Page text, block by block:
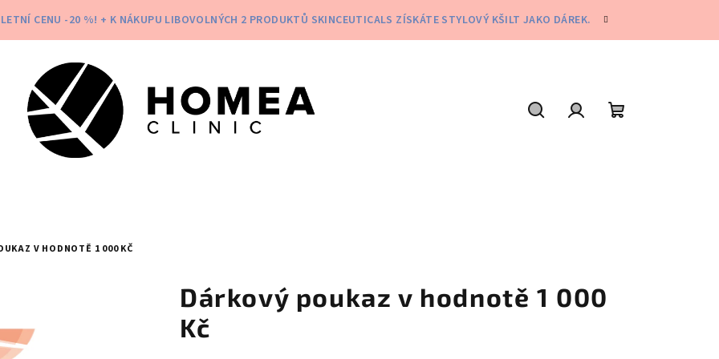
CENU -20 %! + K NÁKUPU LIBOVOLNÝCH 2 PRODUKTŮ SKINCEUTICALS ZÍSKÁTE STYLOVÝ KŠILT JAKO DÁREK.
V HODNOTĚ 1 000 KČ
Dárkový poukaz v hodnotě 1 000
Kč